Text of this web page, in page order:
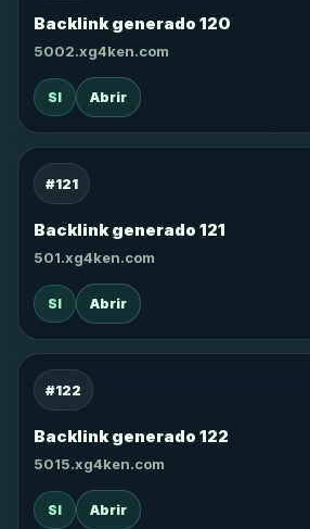
Backlink generado 120
5002.xg4ken.com
SI Abrir
#121
Backlink generado 121
501.xg4ken.com
SI Abrir
#122
Backlink generado 122
5015.xg4ken.com
SI Abrir